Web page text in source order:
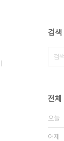
검색
전체
오늘
어제